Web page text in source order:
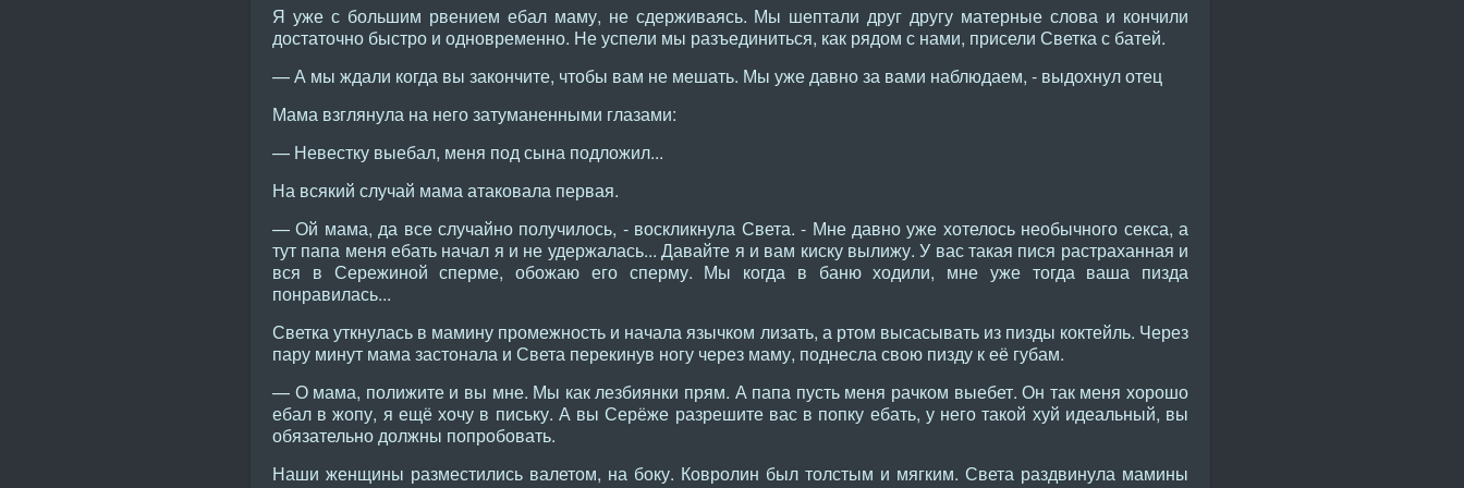
Я уже с большим рвением ебал маму, не сдерживаясь. Мы шептали друг другу матерные слова и кончили
достаточно быстро и одновременно. Не успели мы разъединиться, как рядом с нами, присели Светка с батей.
— А мы ждали когда вы закончите, чтобы вам не мешать. Мы уже давно за вами наблюдаем, - выдохнул отец
Мама взглянула на него затуманенными глазами:
— Невестку выебал, меня под сына подложил...
На всякий случай мама атаковала первая.
— Ой мама, да все случайно получилось, - воскликнула Света. - Мне давно уже хотелось необычного секса, а
тут папа меня ебать начал я и не удержалась... Давайте я и вам киску вылижу. У вас такая пися растраханная и
вся в Сережиной сперме, обожаю его сперму. Мы когда в баню ходили, мне уже тогда ваша пизда
понравилась...
Светка уткнулась в мамину промежность и начала язычком лизать, а ртом высасывать из пизды коктейль. Через
пару минут мама застонала и Света перекинув ногу через маму, поднесла свою пизду к её губам.
— О мама, полижите и вы мне. Мы как лезбиянки прям. А папа пусть меня рачком выебет. Он так меня хорошо
ебал в жопу, я ещё хочу в письку. А вы Серёже разрешите вас в попку ебать, у него такой хуй идеальный, вы
обязательно должны попробовать.
Наши женщины разместились валетом, на боку. Ковролин был толстым и мягким. Света раздвинула мамины